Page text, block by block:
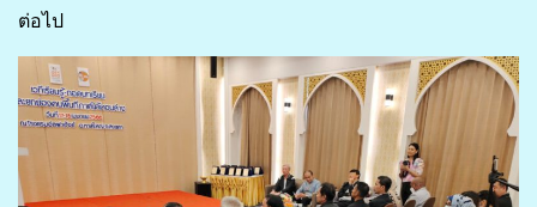
ต่อไป